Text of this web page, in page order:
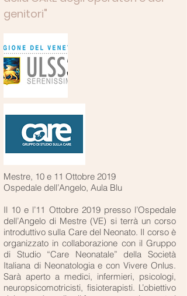
genitori"
Mestre, 10 e 11 Ottobre 2019
Ospedale dell’Angelo, Aula Blu
Il 10 e l’11 Ottobre 2019 presso l’Ospedale
dell’Angelo di Mestre (VE) si terrà un corso
introduttivo sulla Care del Neonato. Il corso è
organizzato in collaborazione con il Gruppo
di Studio “Care Neonatale” della Società
Italiana di Neonatologia e con Vivere Onlus.
Sarà aperto a medici, infermieri, psicologi,
neuropsicomotricisti, fisioterapisti. L’obiettivo